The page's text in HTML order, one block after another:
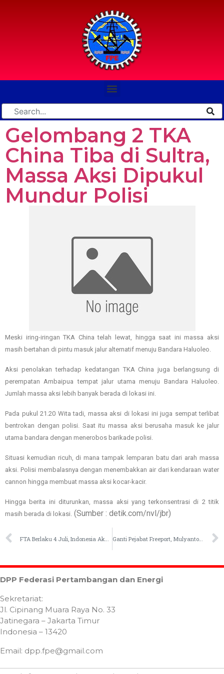
Gelombang 2 TKA
China Tiba di Sultra,
Massa Aksi Dipukul
Mundur Polisi
Meski iring-iringan TKA China telah lewat, hingga saat ini massa aksi
masih bertahan di pintu masuk jalur alternatif menuju Bandara Haluoleo.
Aksi penolakan terhadap kedatangan TKA China juga berlangsung di
perempatan Ambaipua tempat jalur utama menuju Bandara Haluoleo.
Jumlah massa aksi lebih banyak berada di lokasi ini.
Pada pukul 21.20 Wita tadi, massa aksi di lokasi ini juga sempat terlibat
bentrokan dengan polisi. Saat itu massa aksi berusaha masuk ke jalur
utama bandara dengan menerobos barikade polisi.
Situasi kemudian ricuh, di mana tampak lemparan batu dari arah massa
aksi. Polisi membalasnya dengan menembakkan air dari kendaraan water
cannon hingga membuat massa aksi kocar-kacir.
Hingga berita ini diturunkan, massa aksi yang terkonsentrasi di 2 titik
masih berada di lokasi. (Sumber : detik.com/nvl/jbr)
Ganti Pejabat Freeport, Mulyanto Prihatin Setelah Diakuisisi Pendapatan Jeblok
DPP Federasi Pertambangan dan Energi
Sekretariat:
Jl. Cipinang Muara Raya No. 33
Jatinegara – Jakarta Timur
Indonesia – 13420
Email: dpp.fpe@gmail.com